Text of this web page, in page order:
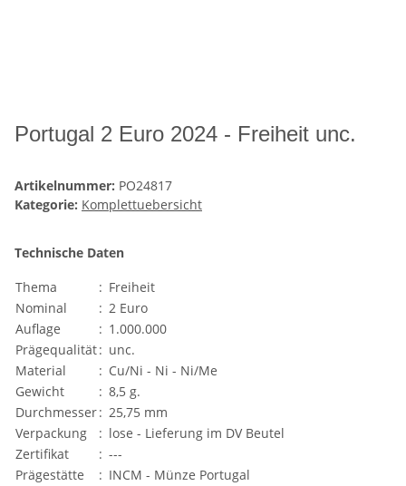
Portugal 2 Euro 2024 - Freiheit unc.
Artikelnummer: PO24817
Kategorie: Komplettuebersicht
Technische Daten
Thema
: Freiheit
Nominal
: 2 Euro
Auflage
: 1.000.000
Prägequalität: unc.
Material
: Cu/Ni - Ni - Ni/Me
Gewicht
: 8,5 g.
Durchmesser: 25,75 mm
Verpackung
: lose - Lieferung im DV Beutel
Zertifikat
: ---
Prägestätte
: INCM - Münze Portugal